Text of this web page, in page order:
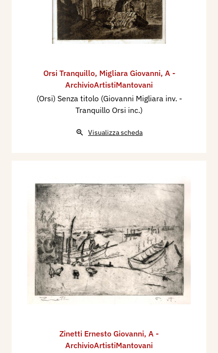
Orsi Tranquillo, Migliara Giovanni, A -
ArchivioArtistiMantovani
(Orsi) Senza titolo (Giovanni Migliara inv. -
Tranquillo Orsi inc.)
Visualizza scheda
Zinetti Ernesto Giovanni, A -
ArchivioArtistiMantovani